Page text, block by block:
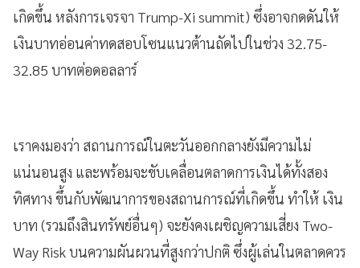
เกิดขึ้น หลังการเจรจา Trump-Xi summit) ซึ่งอาจกดดันให้
เงินบาทอ่อนค่าทดสอบโซนแนวต้านถัดไปในช่วง 32.75-
32.85 บาทต่อดอลลาร์
เราคงมองว่า สถานการณ์ในตะวันออกกลางยังมีความไม่
แน่นอนสูง และพร้อมจะขับเคลื่อนตลาดการเงินได้ทั้งสอง
ทิศทาง ขึ้นกับพัฒนาการของสถานการณ์ที่เกิดขึ้น ทำให้ เงิน
บาท (รวมถึงสินทรัพย์อื่นๆ) จะยังคงเผชิญความเสี่ยง Two-
Way Risk บนความผันผวนที่สูงกว่าปกติ ซึ่งผู้เล่นในตลาดควร